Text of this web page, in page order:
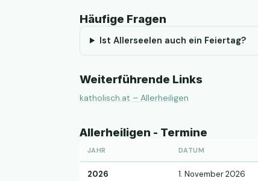
Häufige Fragen
Ist Allerseelen auch ein Feiertag?
Weiterführende Links
katholisch.at – Allerheiligen
Allerheiligen - Termine
JAHR DATUM
2026 1. November 2026